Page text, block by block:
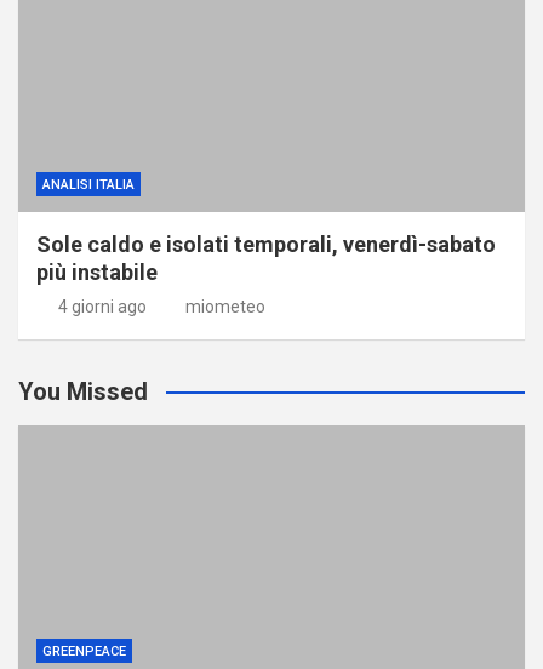
ANALISI ITALIA
Sole caldo e isolati temporali, venerdì-sabato
più instabile
4 giorni ago miometeo
You Missed
GREENPEACE